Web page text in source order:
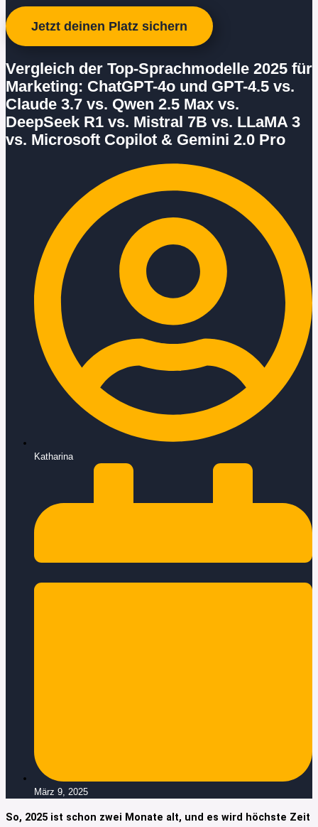
Jetzt deinen Platz sichern
Vergleich der Top-Sprachmodelle 2025 für
Marketing: ChatGPT-4o und GPT-4.5 vs.
Claude 3.7 vs. Qwen 2.5 Max vs.
DeepSeek R1 vs. Mistral 7B vs. LLaMA 3
vs. Microsoft Copilot & Gemini 2.0 Pro
Katharina
März 9, 2025
So, 2025 ist schon zwei Monate alt, und es wird höchste Zeit